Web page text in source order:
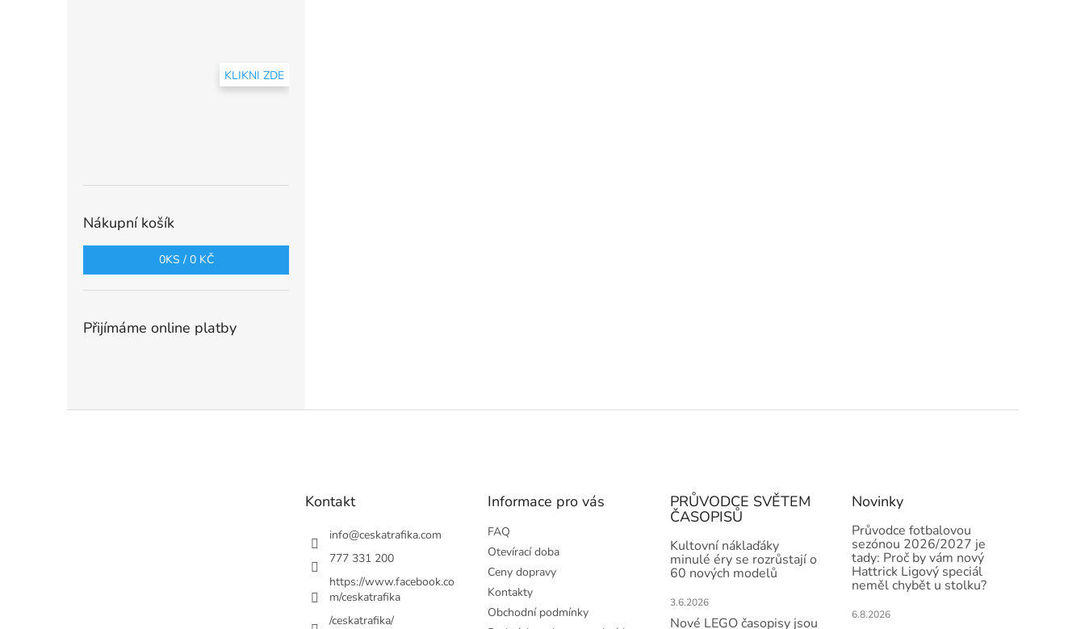
KLIKNI ZDE
Nákupní košík
0KS / 0 KČ
Přijímáme online platby
Kontakt
info@ceskatrafika.com
777 331 200
https://www.facebook.co
m/ceskatrafika
/ceskatrafika/
Informace pro vás
FAQ
Otevírací doba
Ceny dopravy
Kontakty
Obchodní podmínky
PRŮVODCE SVĚTEM
ČASOPISŮ
Kultovní náklaďáky
minulé éry se rozrůstají o
60 nových modelů
3.6.2026
Nové LEGO časopisy jsou
Novinky
Průvodce fotbalovou
sezónou 2026/2027 je
tady: Proč by vám nový
Hattrick Ligový speciál
neměl chybět u stolku?
6.8.2026